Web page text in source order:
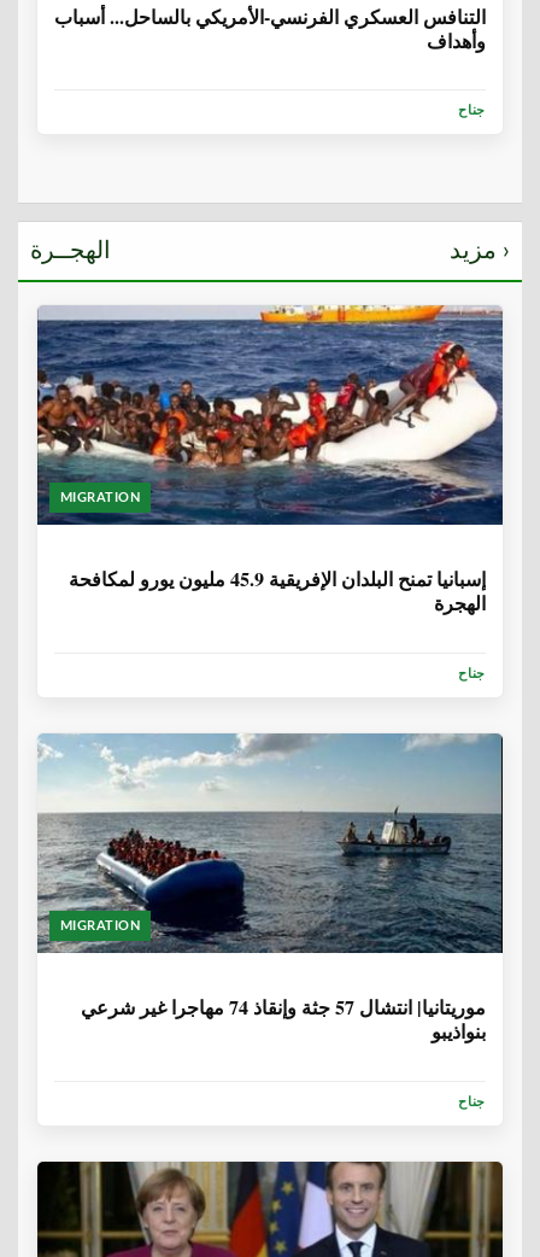
التنافس العسكري الفرنسي-الأمريكي بالساحل... أسباب
وأهداف
جناح
الهجــرة مزيد ›
MIGRATION
إسبانيا تمنح البلدان الإفريقية 45.9 مليون يورو لمكافحة
الهجرة
جناح
MIGRATION
موريتانيا| انتشال 57 جثة وإنقاذ 74 مهاجرا غير شرعي
بنواذيبو
جناح